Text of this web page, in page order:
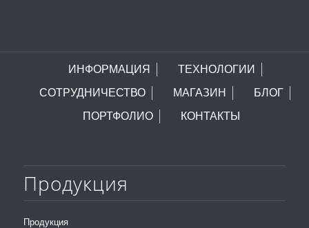
ИНФОРМАЦИЯ
ТЕХНОЛОГИИ
СОТРУДНИЧЕСТВО
МАГАЗИН
БЛОГ
ПОРТФОЛИО
КОНТАКТЫ
Продукция
Продукция